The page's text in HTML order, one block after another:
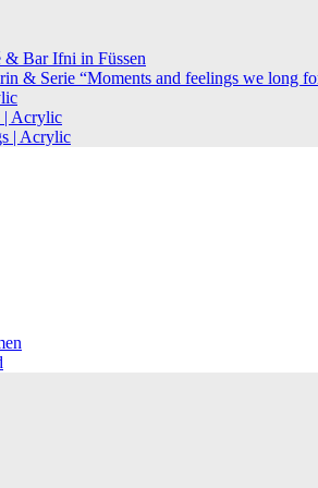
& Bar Ifni in Füssen
& Serie “Moments and feelings we long
| Acrylic
| Acrylic